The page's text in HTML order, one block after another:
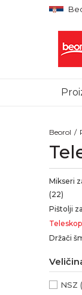
Beorol
Mikseri
(22)
Pištolji
Držači
NSZ